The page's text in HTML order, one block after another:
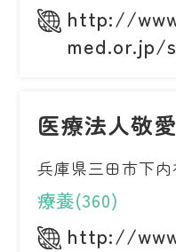
http://
med.or.jp/
医療法人敬
兵庫県三田市下内
療養(360)
http://